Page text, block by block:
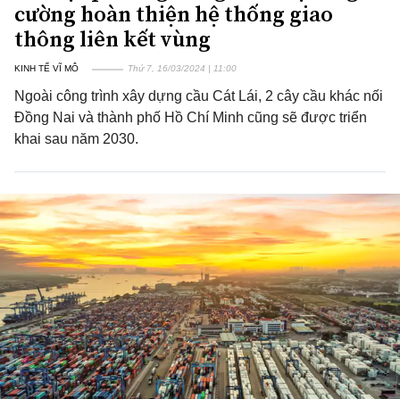
cường hoàn thiện hệ thống giao
thông liên kết vùng
KINH TẾ VĨ MÔ Thứ 7, 16/03/2024 | 11:00
Ngoài công trình xây dựng cầu Cát Lái, 2 cây cầu khác nối
Đồng Nai và thành phố Hồ Chí Minh cũng sẽ được triển
khai sau năm 2030.